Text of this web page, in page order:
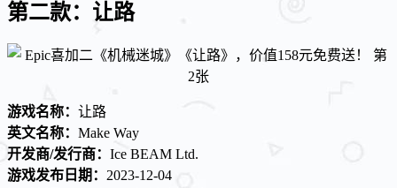
第二款：让路
游戏名称： 让路
英文名称： Make Way
开发商/发行商： Ice BEAM Ltd.
游戏发布日期： 2023-12-04